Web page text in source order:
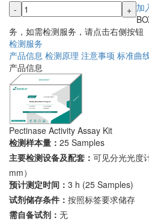
-
+ 加
务，如需检测服务，请点击右侧按钮
检测服务
产品信息 检测原理 注意事项 标准曲
产品信息
Pectinase Activity Assay Kit
检测样本量： 25 Samples
主要检测设备及配套： 可见分光光度
mm）
预计测定时间： 3 h (25 Samples)
试剂储存条件： 按照标签要求储存
需自备试剂： 无